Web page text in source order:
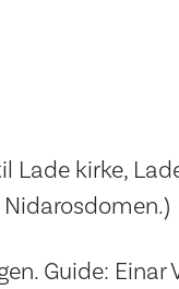
Lade kirke,
Nidarosdomen.)
Guide: Einar